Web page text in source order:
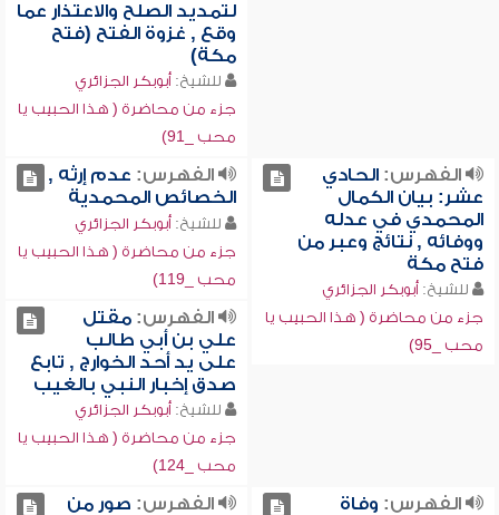
لتمديد الصلح والاعتذار عما
وقع , غزوة الفتح (فتح
مكة)
للشيخ: أبوبكر الجزائري
جزء من محاضرة ( هذا الحبيب يا
محب _91)
الفهرس:الحادي
عشر: بيان الكمال
المحمدي في عدله
ووفائه , نتائج وعبر من
فتح مكة
للشيخ: أبوبكر الجزائري
جزء من محاضرة ( هذا الحبيب يا
محب _95)
الفهرس: عدم إرثه ,
الخصائص المحمدية
للشيخ: أبوبكر الجزائري
جزء من محاضرة ( هذا الحبيب يا
محب _119)
الفهرس:مقتل
علي بن أبي طالب
على يد أحد الخوارج , تابع
صدق إخبار النبي بالغيب
للشيخ: أبوبكر الجزائري
جزء من محاضرة ( هذا الحبيب يا
محب _124)
الفهرس: وفاة
الفهرس: صور من